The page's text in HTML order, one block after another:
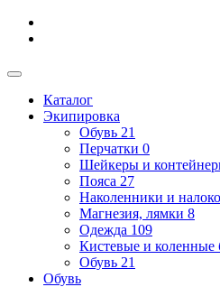
Каталог
Экипировка
Обувь 21
Перчатки 0
Шейкеры и
Пояса 27
Наколенники и
Магнезия, лямки 8
Одежда 109
Кистевые и коленные
Обувь 21
Обувь